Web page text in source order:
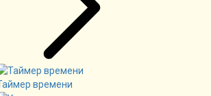
времени